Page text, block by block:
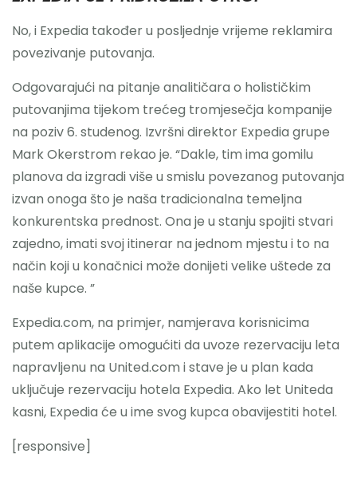
No, i Expedia također u posljednje vrijeme reklamira
povezivanje putovanja.
Odgovarajući na pitanje analitičara o holističkim
putovanjima tijekom trećeg tromjesečja kompanije
na poziv 6. studenog. Izvršni direktor Expedia grupe
Mark Okerstrom rekao je. “Dakle, tim ima gomilu
planova da izgradi više u smislu povezanog putovanja
izvan onoga što je naša tradicionalna temeljna
konkurentska prednost. Ona je u stanju spojiti stvari
zajedno, imati svoj itinerar na jednom mjestu i to na
način koji u konačnici može donijeti velike uštede za
naše kupce. ”
Expedia.com, na primjer, namjerava korisnicima
putem aplikacije omogućiti da uvoze rezervaciju leta
napravljenu na United.com i stave je u plan kada
uključuje rezervaciju hotela Expedia. Ako let Uniteda
kasni, Expedia će u ime svog kupca obavijestiti hotel.
[responsive]